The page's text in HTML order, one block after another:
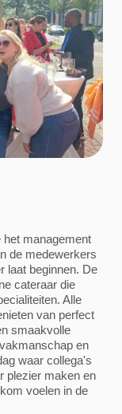
management
de medewerkers
laat beginnen. De
cateraar die
Alle
van perfect
smaakvolle
en
waar collega's
plezier maken en
voelen in de